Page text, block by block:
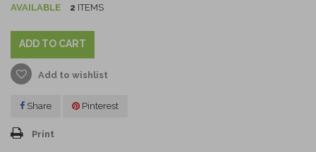
AVAILABLE 2 ITEMS
ADD TO CART
Add to wishlist
Share Pinterest
Print